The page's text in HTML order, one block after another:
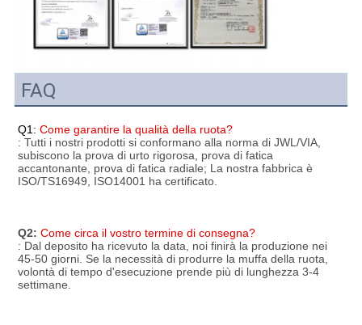
FAQ
Q1: Come garantire la qualità della ruota?
: Tutti i nostri prodotti si conformano alla norma di JWL/VIA,
subiscono la prova di urto rigorosa, prova di fatica
accantonante, prova di fatica radiale; La nostra fabbrica è
ISO/TS16949, ISO14001 ha certificato.
Q2: Come circa il vostro termine di consegna?
: Dal deposito ha ricevuto la data, noi finirà la produzione nei
45-50 giorni. Se la necessità di produrre la muffa della ruota,
volontà di tempo d'esecuzione prende più di lunghezza 3-4
settimane.